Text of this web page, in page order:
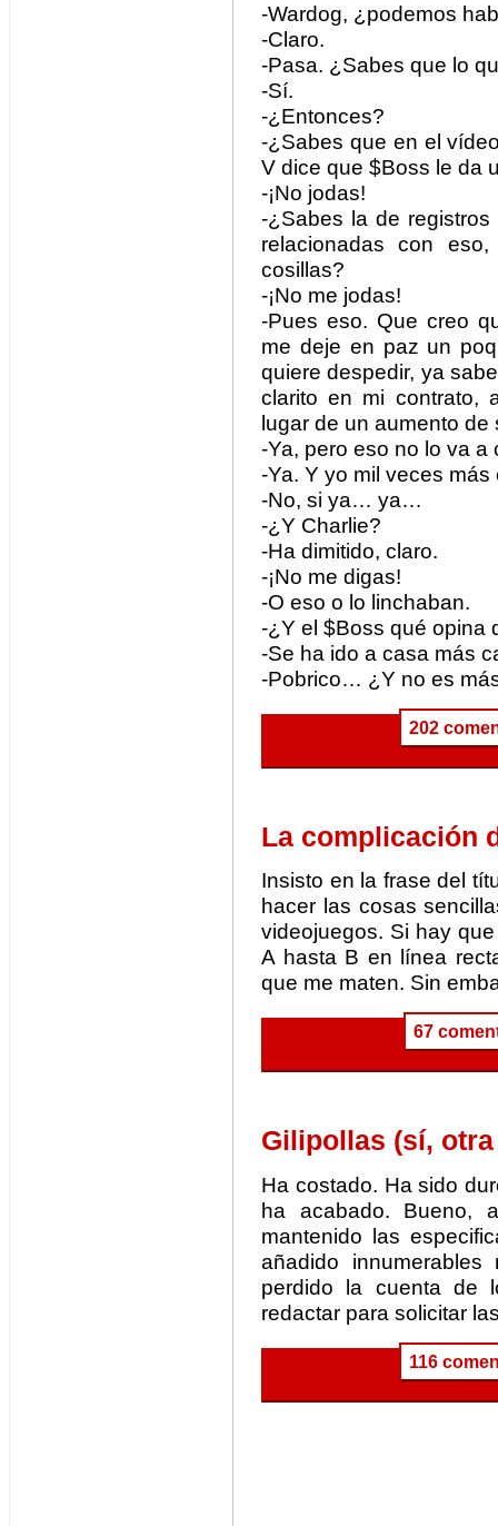
-Wardog, ¿podemos
-Claro.
-Pasa. ¿Sabes que lo
-Sí.
-¿Entonces?
-¿Sabes que en el
V dice que $Boss le da
-¡No jodas!
-¿Sabes la de
relacionadas con
cosillas?
-¡No me jodas!
-Pues eso. Que creo
me deje en paz un
quiere despedir, ya
clarito en mi contrato,
lugar de un aumento de
-Ya, pero eso no lo va
-Ya. Y yo mil veces más
-No, si ya… ya…
-¿Y Charlie?
-Ha dimitido, claro.
-¡No me digas!
-O eso o lo linchaban.
-¿Y el $Boss qué opina
-Se ha ido a casa más
-Pobrico… ¿Y no es
202
La complicación
Insisto en la frase del
hacer las cosas
videojuegos. Si hay
A hasta B en línea
que me maten. Sin
67
Gilipollas (sí, otra
Ha costado. Ha sido
ha acabado. Bueno,
mantenido las
añadido
perdido la cuenta de
redactar para solicitar
116